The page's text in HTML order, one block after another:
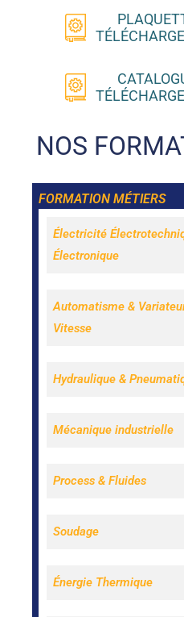
NOS
FORMATION MÉTIERS
Électricité
Électronique
Automatisme &
Vitesse
Hydraulique &
Mécanique industrielle
Process & Fluides
Soudage
Énergie Thermique